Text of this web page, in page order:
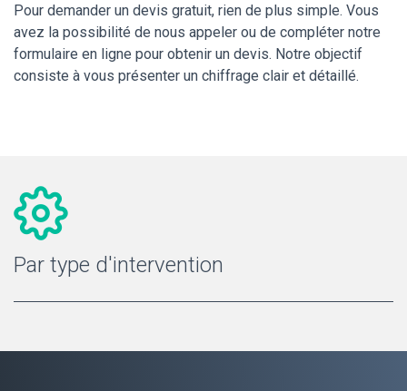
Pour demander un devis gratuit, rien de plus simple. Vous
avez la possibilité de nous appeler ou de compléter notre
formulaire en ligne pour obtenir un devis. Notre objectif
consiste à vous présenter un chiffrage clair et détaillé.
Par type d'intervention